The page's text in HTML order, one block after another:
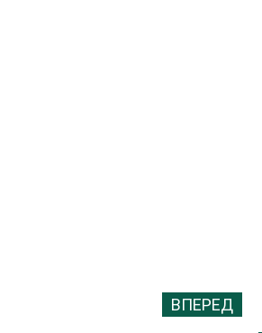
ВПЕРЕД